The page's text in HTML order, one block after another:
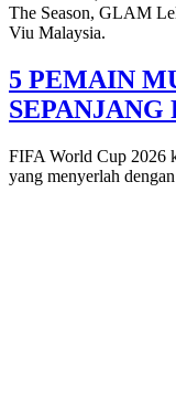
The Season, GLAM
Viu Malaysia.
5 PEMAIN
SEPANJANG
FIFA World Cup 2026
yang menyerlah